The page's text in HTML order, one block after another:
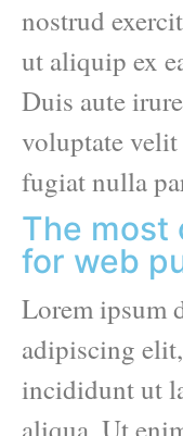
nostrud
ut aliquip ex
Duis aute
voluptate
fugiat nulla
The most
for web
Lorem ipsum
adipiscing
incididunt ut